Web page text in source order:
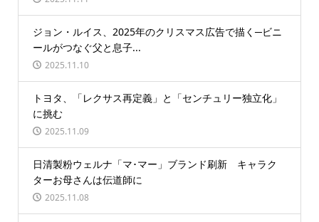
ジョン・ルイス、2025年のクリスマス広告で描く─ビニ
ールがつなぐ父と息子...
2025.11.10
トヨタ、「レクサス再定義」と「センチュリー独立化」
に挑む
2025.11.09
日清製粉ウェルナ「マ･マー」ブランド刷新 キャラク
ターお母さんは伝道師に
2025.11.08